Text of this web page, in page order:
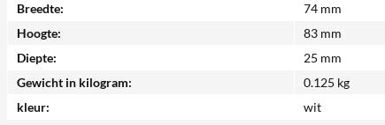
Breedte:
74 mm
Hoogte:
83 mm
Diepte:
25 mm
Gewicht in kilogram:
0.125 kg
kleur:
wit